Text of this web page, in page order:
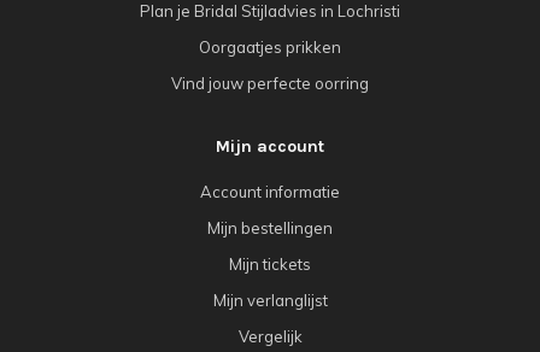
Plan je Bridal Stijladvies in Lochristi
Oorgaatjes prikken
Vind jouw perfecte oorring
Mijn account
Account informatie
Mijn bestellingen
Mijn tickets
Mijn verlanglijst
Vergelijk